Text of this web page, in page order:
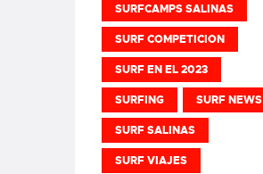
SURFCAMPS SALINAS
SURF COMPETICION
SURF EN EL 2023
SURFING SURF NEWS
SURF SALINAS
SURF VIAJES